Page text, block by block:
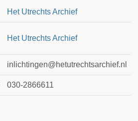
Het Utrechts Archief
Het Utrechts Archief
inlichtingen@hetutrechtsarchief.nl
030-2866611